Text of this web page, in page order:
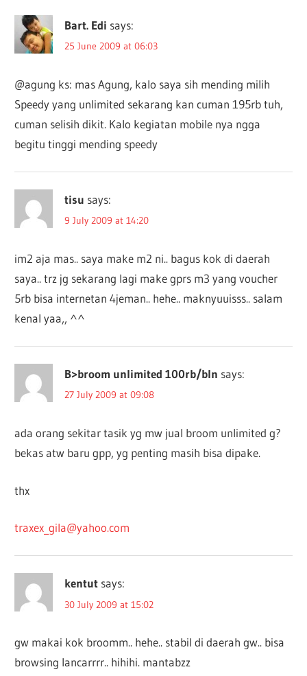
Bart. Edi says:
25 June 2009 at 06:03
@agung ks: mas Agung, kalo saya sih mending milih
Speedy yang unlimited sekarang kan cuman 195rb tuh,
cuman selisih dikit. Kalo kegiatan mobile nya ngga
begitu tinggi mending speedy
tisu says:
9 July 2009 at 14:20
im2 aja mas.. saya make m2 ni.. bagus kok di daerah
saya.. trz jg sekarang lagi make gprs m3 yang voucher
5rb bisa internetan 4jeman.. hehe.. maknyuuisss.. salam
kenal yaa,, ^^
B>broom unlimited 100rb/bln says:
27 July 2009 at 09:08
ada orang sekitar tasik yg mw jual broom unlimited g?
bekas atw baru gpp, yg penting masih bisa dipake.
thx
traxex_gila@yahoo.com
kentut says:
30 July 2009 at 15:02
gw makai kok broomm.. hehe.. stabil di daerah gw.. bisa
browsing lancarrrr.. hihihi. mantabzz